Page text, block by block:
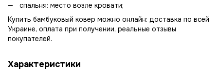
спальня: место возле кровати;
Купить бамбуковый ковер можно онлайн: доставка по всей
Украине, оплата при получении, реальные отзывы
покупателей.
Характеристики